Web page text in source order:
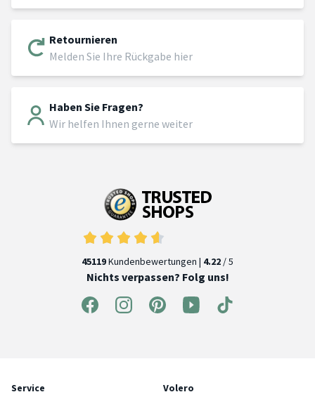
Retournieren
Melden Sie Ihre Rückgabe hier
Haben Sie Fragen?
Wir helfen Ihnen gerne weiter
45119Kundenbewertungen | 4.22 / 5
Nichts verpassen? Folg uns!
Service Volero